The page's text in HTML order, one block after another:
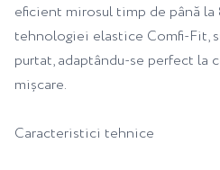
eficient mirosul timp de până
tehnologiei elastice Comfi-Fit,
purtat, adaptându-se perfect la
mișcare.
Caracteristici tehnice